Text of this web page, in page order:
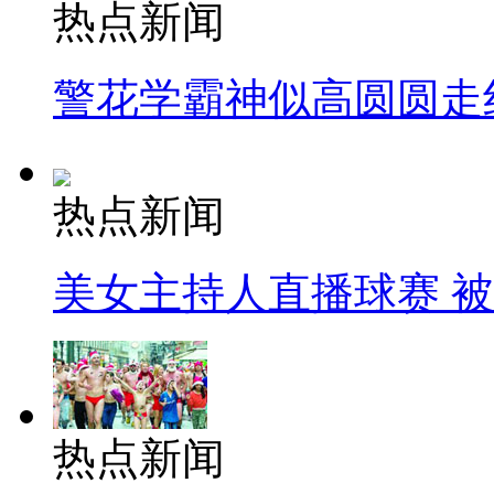
热点新闻
警花学霸神似高圆圆走
热点新闻
美女主持人直播球赛
热点新闻